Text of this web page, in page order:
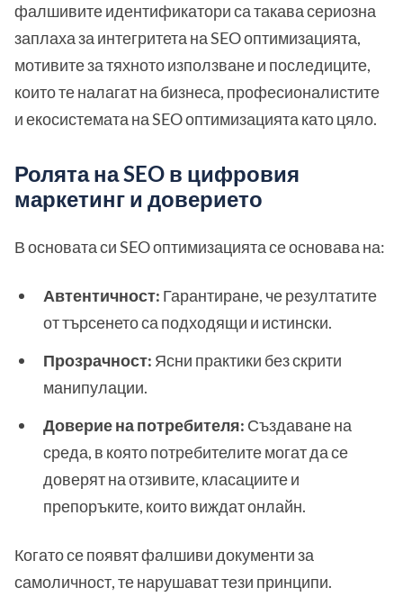
фалшивите идентификатори са такава сериозна
заплаха за интегритета на SEO оптимизацията,
мотивите за тяхното използване и последиците,
които те налагат на бизнеса, професионалистите
и екосистемата на SEO оптимизацията като цяло.
Ролята на SEO в цифровия
маркетинг и доверието
В основата си SEO оптимизацията се основава на:
Автентичност: Гарантиране, че резултатите
от търсенето са подходящи и истински.
Прозрачност: Ясни практики без скрити
манипулации.
Доверие на потребителя: Създаване на
среда, в която потребителите могат да се
доверят на отзивите, класациите и
препоръките, които виждат онлайн.
Когато се появят фалшиви документи за
самоличност, те нарушават тези принципи.